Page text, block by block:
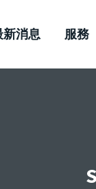
新消息 服務